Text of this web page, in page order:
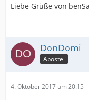
Liebe Grüße von
DonDomi
Apostel
4. Oktober 2017 um 20:15